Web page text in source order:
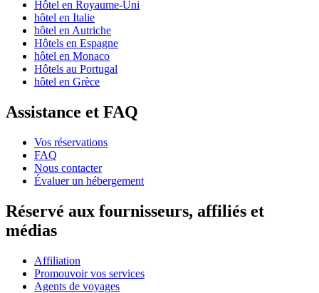
Hôtel en Royaume-Uni
hôtel en Italie
hôtel en Autriche
Hôtels en Espagne
hôtel en Monaco
Hôtels au Portugal
hôtel en Grèce
Assistance et FAQ
Vos réservations
FAQ
Nous contacter
Évaluer un hébergement
Réservé aux fournisseurs, affiliés et
médias
Affiliation
Promouvoir vos services
Agents de voyages